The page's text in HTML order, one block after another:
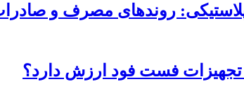
روندهای مصرف و صادرات
تجهیزات فست فود ارزش دارد؟